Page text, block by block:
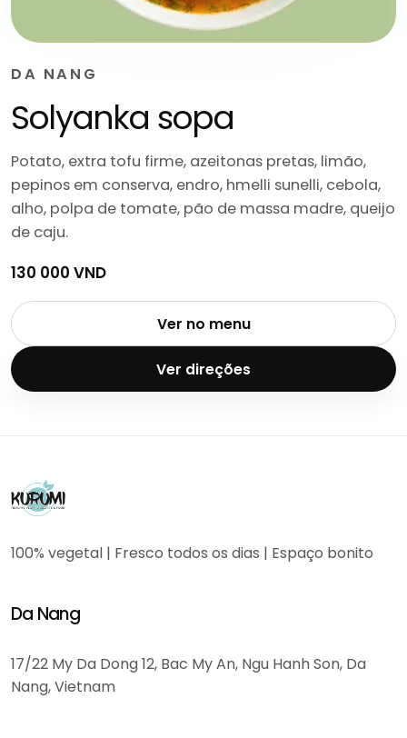
DA NANG
Solyanka sopa
Potato, extra tofu firme, azeitonas pretas, limão,
pepinos em conserva, endro, hmelli sunelli, cebola,
alho, polpa de tomate, pão de massa madre, queijo
de caju.
130 000 VND
Ver no menu
Ver direções
100% vegetal | Fresco todos os dias | Espaço bonito
Da Nang
17/22 My Da Dong 12, Bac My An, Ngu Hanh Son, Da
Nang, Vietnam